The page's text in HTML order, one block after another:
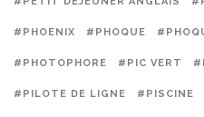
#PHOENIX #PHOQUE
#PHOTOPHORE #PIC VERT
#PILOTE DE LIGNE #PISCINE